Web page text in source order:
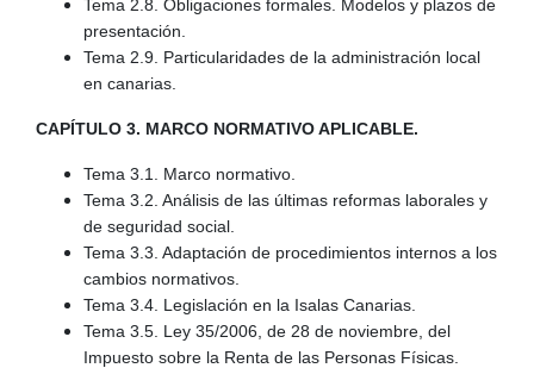
Tema 2.8. Obligaciones formales. Modelos y plazos de
presentación.
Tema 2.9. Particularidades de la administración local
en canarias.
CAPÍTULO 3. MARCO NORMATIVO APLICABLE.
Tema 3.1. Marco normativo.
Tema 3.2. Análisis de las últimas reformas laborales y
de seguridad social.
Tema 3.3. Adaptación de procedimientos internos a los
cambios normativos.
Tema 3.4. Legislación en la Isalas Canarias.
Tema 3.5. Ley 35/2006, de 28 de noviembre, del
Impuesto sobre la Renta de las Personas Físicas.